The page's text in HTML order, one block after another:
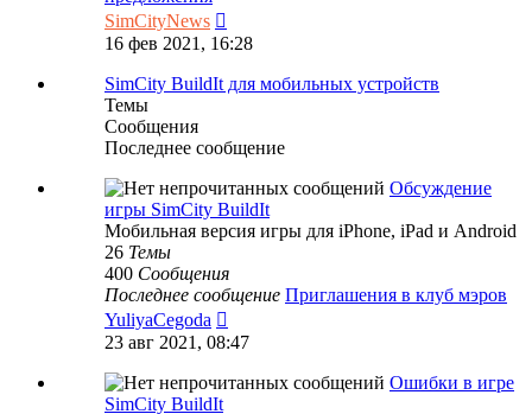
SimCityNews
к
сообщению
16 фев 2021, 16:28
SimCity BuildIt для мобильных устройств
Темы
Сообщения
Последнее сообщение
Обсуждение
игры SimCity BuildIt
Мобильная версия игры для iPhone, iPad и Android
26 Темы
400 Сообщения
Последнее сообщение Приглашения в клуб мэров
YuliyaCegoda
к
сообщению
23 авг 2021, 08:47
Ошибки в игре
SimCity BuildIt